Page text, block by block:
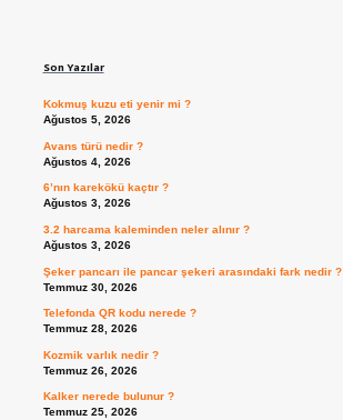
Son Yazılar
Kokmuş kuzu eti yenir mi ?
Ağustos 5, 2026
Avans türü nedir ?
Ağustos 4, 2026
6’nın karekökü kaçtır ?
Ağustos 3, 2026
3.2 harcama kaleminden neler alınır ?
Ağustos 3, 2026
Şeker pancarı ile pancar şekeri arasındaki fark nedir ?
Temmuz 30, 2026
Telefonda QR kodu nerede ?
Temmuz 28, 2026
Kozmik varlık nedir ?
Temmuz 26, 2026
Kalker nerede bulunur ?
Temmuz 25, 2026